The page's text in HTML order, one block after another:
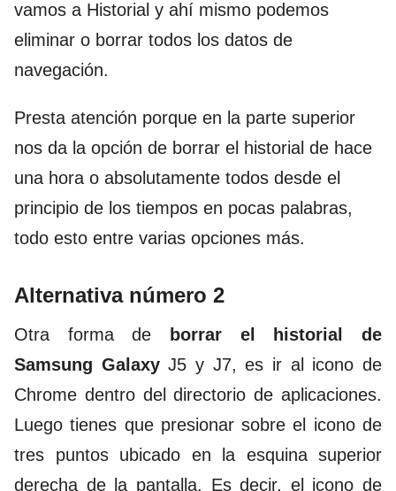
vamos a Historial y ahí mismo podemos
eliminar o borrar todos los datos de
navegación.
Presta atención porque en la parte superior
nos da la opción de borrar el historial de hace
una hora o absolutamente todos desde el
principio de los tiempos en pocas palabras,
todo esto entre varias opciones más.
Alternativa número 2
Otra forma de
borrar el historial de
Samsung GalaxyJ5 y J7, es ir al icono de
Chrome dentro del directorio de aplicaciones.
Luego tienes que presionar sobre el icono de
tres puntos ubicado en la esquina superior
derecha de la pantalla. Es decir, el icono de